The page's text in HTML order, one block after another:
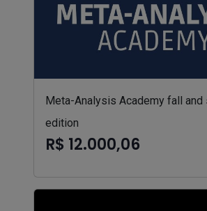
Meta-Analysis Academy fall and
edition
R$ 12.000,06